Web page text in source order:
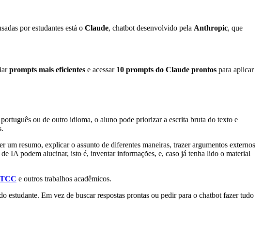
por estudantes está o Claude, chatbot desenvolvido pela Anthropic, que
prompts mais eficientes e acessar 10 prompts do Claude prontos para aplicar
ou de outro idioma, o aluno pode priorizar a escrita bruta do texto e
resumo, explicar o assunto de diferentes maneiras, trazer argumentos externos
IA podem alucinar, isto é, inventar informações, e, caso já tenha lido o material
TCC e outros trabalhos acadêmicos.
estudante. Em vez de buscar respostas prontas ou pedir para o chatbot fazer tudo